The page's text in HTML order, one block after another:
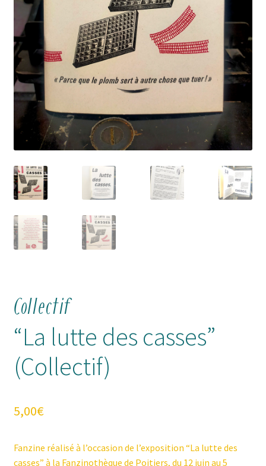
Collectif
“La lutte des casses”
(Collectif)
5,00€
Fanzine réalisé à l’occasion de l’exposition “La lutte des
casses” à la Fanzinothèque de Poitiers, du 12 juin au 5